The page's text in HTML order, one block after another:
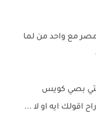
مع واحد من لما
بصي كويس
اقولك ايه او لا ...